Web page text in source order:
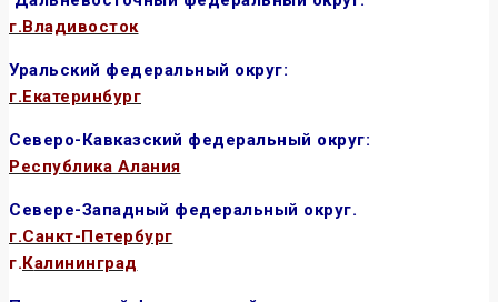
г.Владивосток
Уральский федеральный округ:
г.Екатеринбург
Северо-Кавказский федеральный округ:
Республика Алания
Севере-Западный федеральный округ.
г.Санкт-Петербург
г.Калининград